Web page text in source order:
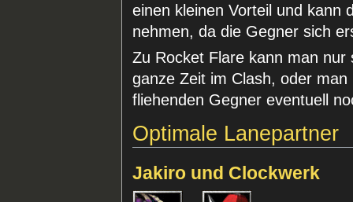
einen kleinen Vorteil und kann
nehmen, da die Gegner sich
Zu Rocket Flare kann man
ganze Zeit im Clash, oder
fliehenden Gegner eventuell
Optimale Lanepartner
Jakiro und Clockwerk